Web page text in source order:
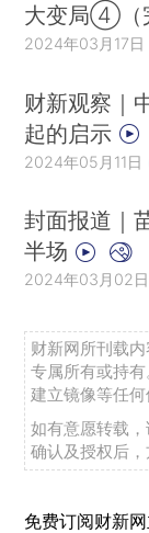
大变局④（
2024年03月17日
财新观察｜
起的启示
2024年05月11日
封面报道｜
半场
2024年03月02日
财新网所刊载
专属所有或持
建立镜像等任何
如有意愿转载
确认及授权后，
免费订阅财新